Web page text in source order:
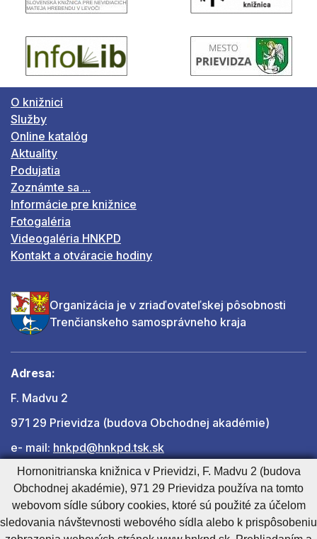
O knižnici
Služby
Online katalóg
Aktuality
Podujatia
Zoznámte sa ...
Informácie pre knižnice
Fotogaléria
Videogaléria HNKPD
Kontakt a otváracie hodiny
Organizácia je v zriaďovateľskej pôsobnosti
Trenčianskeho samosprávneho kraja
Adresa:
F. Madvu 2
971 29 Prievidza (budova Obchodnej akadémie)
e- mail: hnkpd@hnkpd.tsk.sk
Ďalšie kontakty
Hornonitrianska knižnica v Prievidzi, F. Madvu 2 (budova
Obchodnej akadémie), 971 29 Prievidza používa na tomto
webovom sídle súbory cookies, ktoré sú použité za účelom
sledovania návštevnosti webového sídla alebo k prispôsobeniu